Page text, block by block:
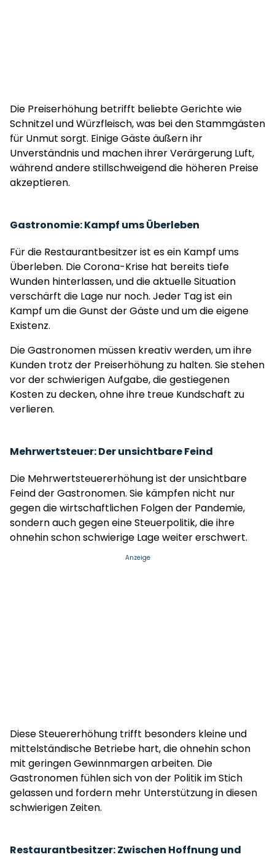
Die Preiserhöhung betrifft beliebte Gerichte wie
Schnitzel und Würzfleisch, was bei den Stammgästen
für Unmut sorgt. Einige Gäste äußern ihr
Unverständnis und machen ihrer Verärgerung Luft,
während andere stillschweigend die höheren Preise
akzeptieren.
Gastronomie: Kampf ums Überleben
Für die Restaurantbesitzer ist es ein Kampf ums
Überleben. Die Corona-Krise hat bereits tiefe
Wunden hinterlassen, und die aktuelle Situation
verschärft die Lage nur noch. Jeder Tag ist ein
Kampf um die Gunst der Gäste und um die eigene
Existenz.
Die Gastronomen müssen kreativ werden, um ihre
Kunden trotz der Preiserhöhung zu halten. Sie stehen
vor der schwierigen Aufgabe, die gestiegenen
Kosten zu decken, ohne ihre treue Kundschaft zu
verlieren.
Mehrwertsteuer: Der unsichtbare Feind
Die Mehrwertsteuererhöhung ist der unsichtbare
Feind der Gastronomen. Sie kämpfen nicht nur
gegen die wirtschaftlichen Folgen der Pandemie,
sondern auch gegen eine Steuerpolitik, die ihre
ohnehin schon schwierige Lage weiter erschwert.
Anzeige
Diese Steuererhöhung trifft besonders kleine und
mittelständische Betriebe hart, die ohnehin schon
mit geringen Gewinnmargen arbeiten. Die
Gastronomen fühlen sich von der Politik im Stich
gelassen und fordern mehr Unterstützung in diesen
schwierigen Zeiten.
Restaurantbesitzer: Zwischen Hoffnung und